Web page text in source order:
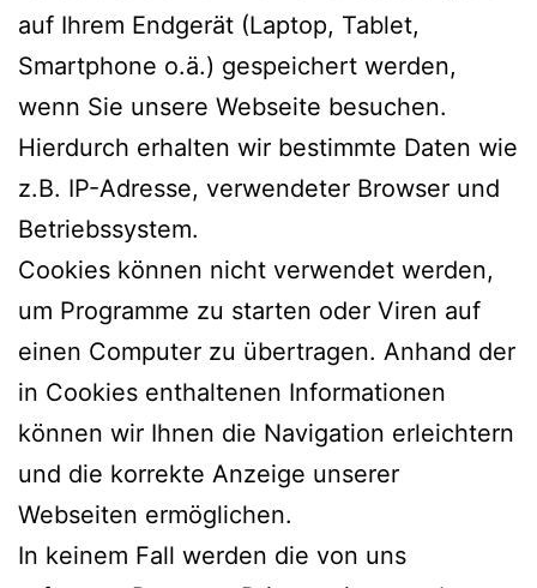
auf Ihrem Endgerät (Laptop, Tablet,
Smartphone o.ä.) gespeichert werden,
wenn Sie unsere Webseite besuchen.
Hierdurch erhalten wir bestimmte Daten wie
z.B. IP-Adresse, verwendeter Browser und
Betriebssystem.
Cookies können nicht verwendet werden,
um Programme zu starten oder Viren auf
einen Computer zu übertragen. Anhand der
in Cookies enthaltenen Informationen
können wir Ihnen die Navigation erleichtern
und die korrekte Anzeige unserer
Webseiten ermöglichen.
In keinem Fall werden die von uns